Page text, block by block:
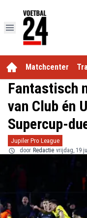
Matchcenter
Fantastisch
van Club én
Supercup-
Jupiler Pro League
door Redactie vrijdag, 19